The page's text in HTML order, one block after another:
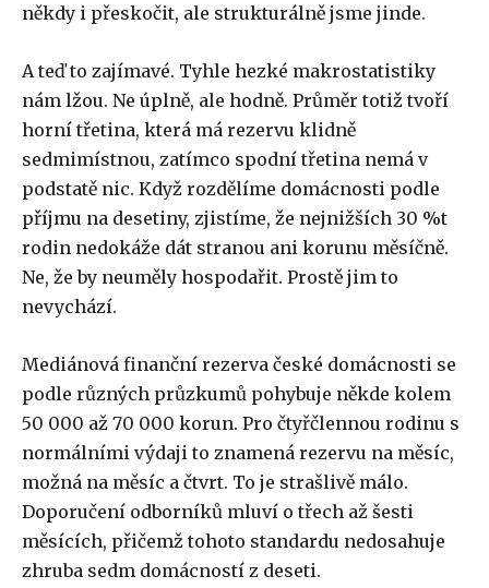
někdy i přeskočit, ale strukturálně jsme jinde.
A teď to zajímavé. Tyhle hezké makrostatistiky
nám lžou. Ne úplně, ale hodně. Průměr totiž tvoří
horní třetina, která má rezervu klidně
sedmimístnou, zatímco spodní třetina nemá v
podstatě nic. Když rozdělíme domácnosti podle
příjmu na desetiny, zjistíme, že nejnižších 30 %t
rodin nedokáže dát stranou ani korunu měsíčně.
Ne, že by neuměly hospodařit. Prostě jim to
nevychází.
Mediánová finanční rezerva české domácnosti se
podle různých průzkumů pohybuje někde kolem
50 000 až 70 000 korun. Pro čtyřčlennou rodinu s
normálními výdaji to znamená rezervu na měsíc,
možná na měsíc a čtvrt. To je strašlivě málo.
Doporučení odborníků mluví o třech až šesti
měsících, přičemž tohoto standardu nedosahuje
zhruba sedm domácností z deseti.